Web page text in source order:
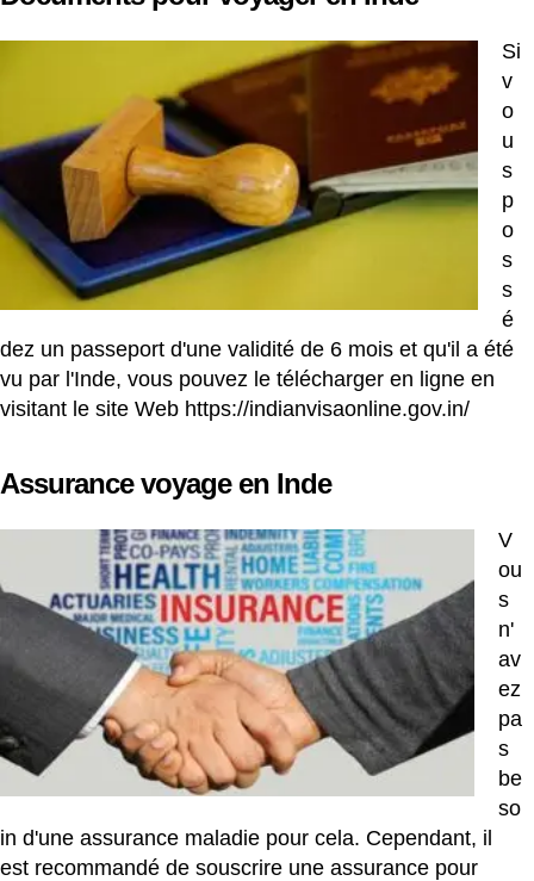
Si
v
o
u
s
p
o
s
s
é
dez un passeport d'une validité de 6 mois et qu'il a été
vu par l'Inde, vous pouvez le télécharger en ligne en
visitant le site Web https://indianvisaonline.gov.in/
Assurance voyage en Inde
V
ou
s
n'
av
ez
pa
s
be
so
in d'une assurance maladie pour cela. Cependant, il
est recommandé de souscrire une assurance pour